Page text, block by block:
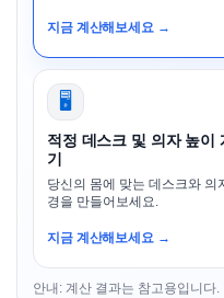
지금 계산해보세요 →
🖥️
적정 데스크 및 의자 높이
기
당신의 몸에 맞는 데스크와
경을 만들어보세요.
지금 계산해보세요 →
안내: 계산 결과는 참고용입니다.